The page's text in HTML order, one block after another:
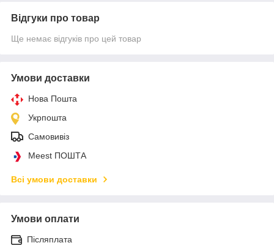
Відгуки про товар
Ще немає відгуків про цей товар
Умови доставки
Нова Пошта
Укрпошта
Самовивіз
Meest ПОШТА
Всі умови доставки
Умови оплати
Післяплата